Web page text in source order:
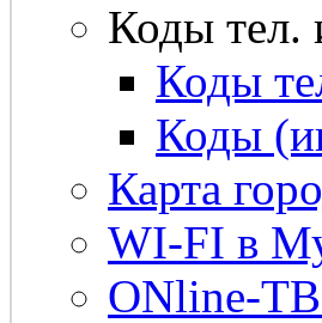
Коды тел.
Коды
Коды
Карта
WI-FI в
ONline-ТВ